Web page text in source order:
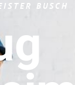
BUSCH